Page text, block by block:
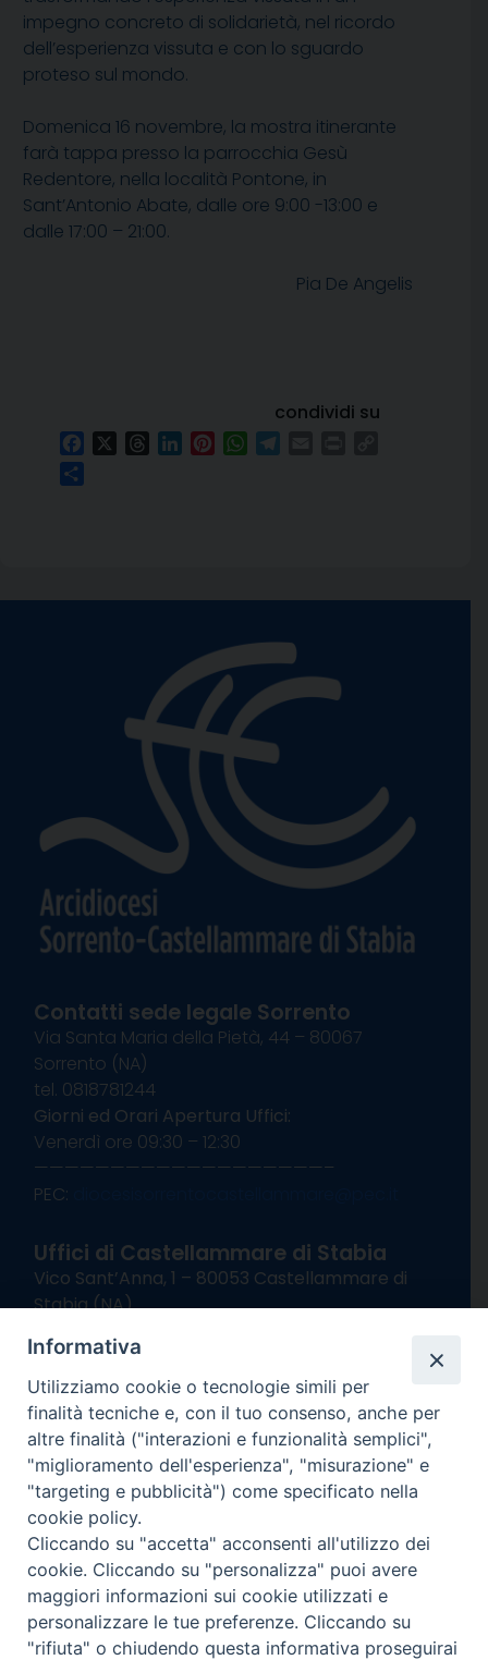
impegno concreto di solidarietà, nel ricordo
dell’esperienza vissuta e con lo sguardo
proteso sul mondo.
Domenica 16 novembre, la mostra itinerante
farà tappa presso la parrocchia Gesù
Redentore, nella località Pontone, in
Sant’Antonio Abate, dalle ore 9:00 -13:00 e
dalle 17:00 – 21:00.
Pia De Angelis
condividi su
FacebookThreadsLinkedInPinterestWhatsApp
Contatti sede legale Sorrento
Via Santa Maria della Pietà, 44 – 80067
Sorrento (NA)
tel. 0818781244
Giorni ed Orari Apertura Uffici:
Venerdì ore 09:30 – 12:30
———————————————————–
PEC:
Uffici di Castellammare di Stabia
Vico Sant’Anna, 1 – 80053 Castellammare di
Stabia (NA)
Giorni ed Orari Apertura Uffici:
Lunedì e Mercoledì ore 09:00 – 13:00
Uffici Matrimoni:
Lunedì e Mercoledì ore 09:30 – 12:30
seguici su
Channel
Informativa Privacy
COPYRIGHT © 2013-2025
Informativa
Utilizziamo cookie o tecnologie simili per
finalità tecniche e, con il tuo consenso, anche per
altre finalità ("interazioni e funzionalità semplici",
"miglioramento dell'esperienza", "misurazione" e
"targeting e pubblicità") come specificato nella
cookie policy.
Cliccando su "accetta" acconsenti all'utilizzo dei
cookie. Cliccando su "personalizza" puoi avere
maggiori informazioni sui cookie utilizzati e
personalizzare le tue preferenze. Cliccando su
"rifiuta" o chiudendo questa informativa proseguirai